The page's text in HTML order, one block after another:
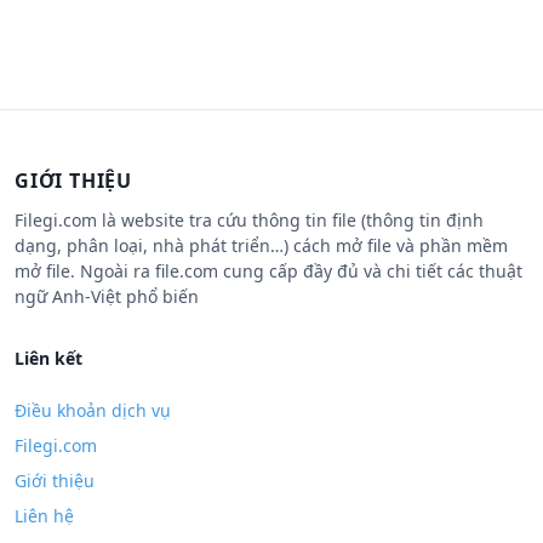
GIỚI THIỆU
Filegi.com là website tra cứu thông tin file (thông tin định
dạng, phân loại, nhà phát triển…) cách mở file và phần mềm
mở file. Ngoài ra file.com cung cấp đầy đủ và chi tiết các thuật
ngữ Anh-Việt phổ biến
Liên kết
Điều khoản dịch vụ
Filegi.com
Giới thiệu
Liên hệ